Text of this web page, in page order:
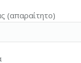
(απαραίτητο)